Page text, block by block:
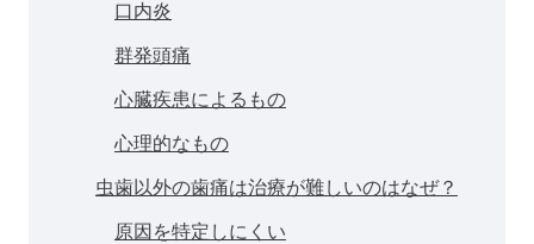
口内炎
群発頭痛
心臓疾患によるもの
心理的なもの
虫歯以外の歯痛は治療が難しいのはなぜ？
原因を特定しにくい